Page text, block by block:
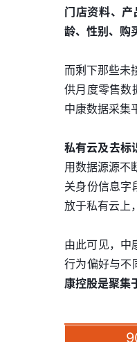
门店资料、
龄、性别、购
而剩下那些未
供月度零售数
中康数据采集
私有云及去标
用数据源源不
关身份信息字
放于私有云上
由此可见，中
行为偏好与不
康控股是聚集